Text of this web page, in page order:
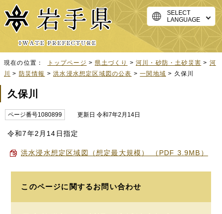
SELECT
LANGUAGE
現在の位置： トップページ > 県土づくり >河川・砂防・土砂災害 > 河
川
> 防災情報 >洪水浸水想定区域図の公表 >一関地域 > 久保川
久保川
ページ番号1080899 更新日 令和7年2月14日
令和7年2月14日指定
洪水浸水想定区域図（想定最大規模） （PDF 3.9MB）
このページに関するお問い合わせ